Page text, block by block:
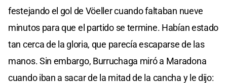
festejando el gol de Vöeller cuando faltaban nueve
minutos para que el partido se termine. Habían estado
tan cerca de la gloria, que parecía escaparse de las
manos. Sin embargo, Burruchaga miró a Maradona
cuando iban a sacar de la mitad de la cancha y le dijo: